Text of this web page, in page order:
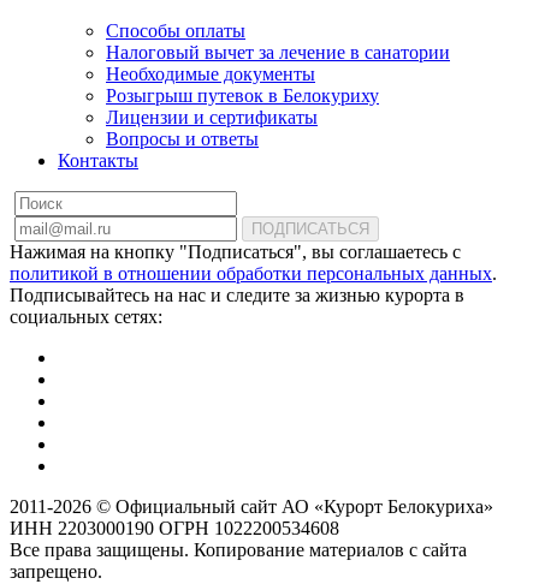
Способы оплаты
Налоговый вычет за лечение в санатории
Необходимые документы
Розыгрыш путевок в Белокуриху
Лицензии и сертификаты
Вопросы и ответы
Контакты
ПОДПИСАТЬСЯ
Нажимая на кнопку "Подписаться", вы соглашаетесь с
политикой в отношении обработки персональных данных.
Подписывайтесь на нас и следите за жизнью курорта в
социальных сетях:
2011-2026 © Официальный сайт АО «Курорт Белокуриха»
ИНН 2203000190 ОГРН 1022200534608
Все права защищены. Копирование материалов с сайта
запрещено.